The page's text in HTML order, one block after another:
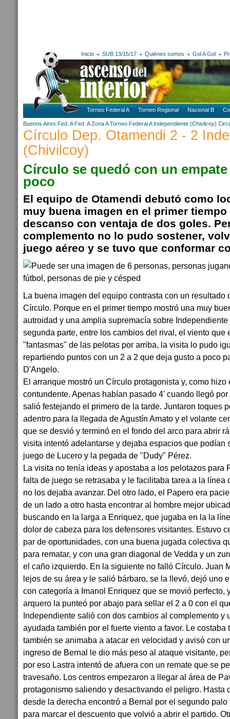
Inicio SUB 13/15/17 Quiénes somos Gol A Gol
Torneo Federal A Torneo Regional Nacional B
Buenos Aires Fed. A Fed. A Zona A Torneo Federal A Independiente (Chivilcoy)
Círculo Dep. Otamendi 2 - 2
(Chivilcoy)
Círculo se quedó con un
poco
El equipo de Otamendi debutó como
muy buena imagen en el primer
descanso con ventaja de dos goles.
complemento no lo pudo sostener,
juego aéreo y se tuvo que conformar
La buena imagen del equipo contrasta con un resultado
Círculo. Porque en el primer tiempo mostró una muy
autroidad y una amplia supremacía sobre
segunda parte, entre los cambios del rival, el viento que
"fantasmas" de las pelotas por arriba, la visita lo pudo
repartiendo puntos con un 2 a 2 que deja gusto a poco
D'Angelo.
El arranque mostró un Círculo protagonista y, como
contundente. Apenas habían pasado 4' cuando llegó
salió festejando el primero de la tarde. Juntaron toques
adentro para la llegada de Agustín Amato y el volante
que se desvió y terminó en el fondo del arco para abrir
visita intentó adelantarse y dejaba espacios que podían
juego de Lucero y la pegada de "Dudy" Pérez.
La visita no tenía ideas y apostaba a los pelotazos para
falta de juego se retrasaba y le facilitaba tarea a la línea
no los dejaba avanzar. Del otro lado, el Papero era
de un lado a otro hasta encontrar al hombre mejor
buscando en la larga a Enriquez, que jugaba en la la
dolor de cabeza para los defensores visitantes. Estuvo
par de oportunidades, con una buena jugada colectiva
para rematar, y con una gran diagonal de Vedda y un
el caño izquierdo. En la siguiente no falló Círculo. Juan
lejos de su área y le salió bárbaro, se la llevó, dejó uno
con categoría a Imanol Enriquez que se movió perfecto,
arquero la punteó por abajo para sellar el 2 a 0 con el
Independiente salió con dos cambios al complemento y
ayudada también por el fuerte viento a favor. Le costaba
también se animaba a atacar en velocidad y avisó con
ingreso de Bernal le dio más peso al ataque visitante,
por eso Lastra intentó de afuera con un remate que se
travesaño. Los centros empezaron a llegar al área de
protagonismo saliendo y desactivando el peligro. Hasta
desde la derecha encontró a Bernal por el segundo
para marcar el descuento que volvió a abrir el partido.